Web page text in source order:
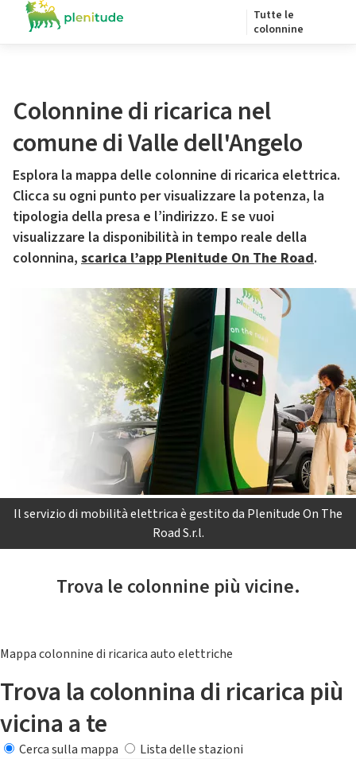
Tutte le
colonnine
Colonnine di ricarica nel
comune di Valle dell'Angelo
Esplora la mappa delle colonnine di ricarica elettrica.
Clicca su ogni punto per visualizzare la potenza, la
tipologia della presa e l’indirizzo. E se vuoi
visualizzare la disponibilità in tempo reale della
colonnina, scarica l’app Plenitude On The Road.
Il servizio di mobilità elettrica è gestito da Plenitude On The
Road S.r.l.
Trova le colonnine più vicine.
Mappa colonnine di ricarica auto elettriche
Trova la colonnina di ricarica più
vicina a te
Cerca sulla mappa
Lista delle stazioni